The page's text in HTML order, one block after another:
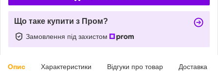
Що таке купити з Пром?
Замовлення під захистом
Опис Характеристики Відгуки про товар Доставка